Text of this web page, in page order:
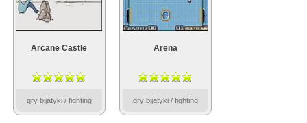
Arcane Castle
gry bijatyki / fighting
Arena
gry bijatyki / fighting